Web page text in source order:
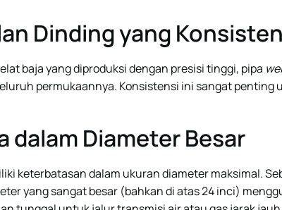
Dinding yang Konsisten
baja yang diproduksi dengan presisi tinggi, pipa
permukaannya. Konsistensi ini sangat penting
dalam Diameter Besar
keterbatasan dalam ukuran diameter maksimal.
yang sangat besar (bahkan di atas 24 inci)